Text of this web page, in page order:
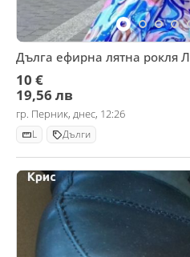
Дълга ефирна лятна рокля Л
10 €
19,56 лв
гр. Перник, днес, 12:26
L Дълги